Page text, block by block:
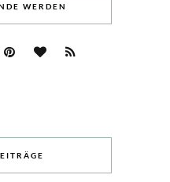
WERDEN